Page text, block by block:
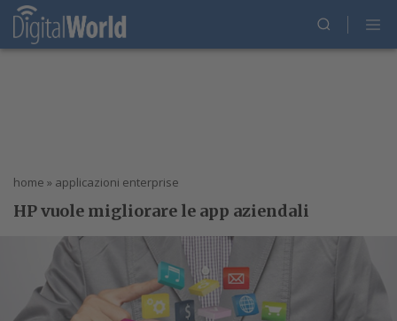
home » applicazioni enterprise
HP vuole migliorare le app aziendali